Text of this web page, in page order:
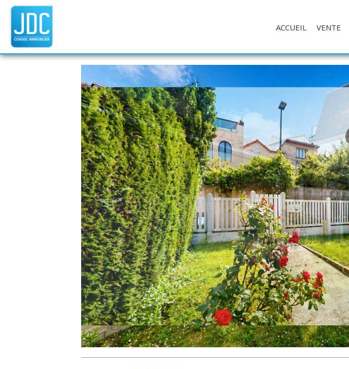
ACCUEIL VENTE
Cookies management panel